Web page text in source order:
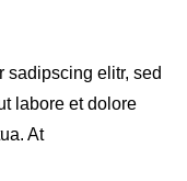
sadipscing elitr, sed
labore et dolore
At